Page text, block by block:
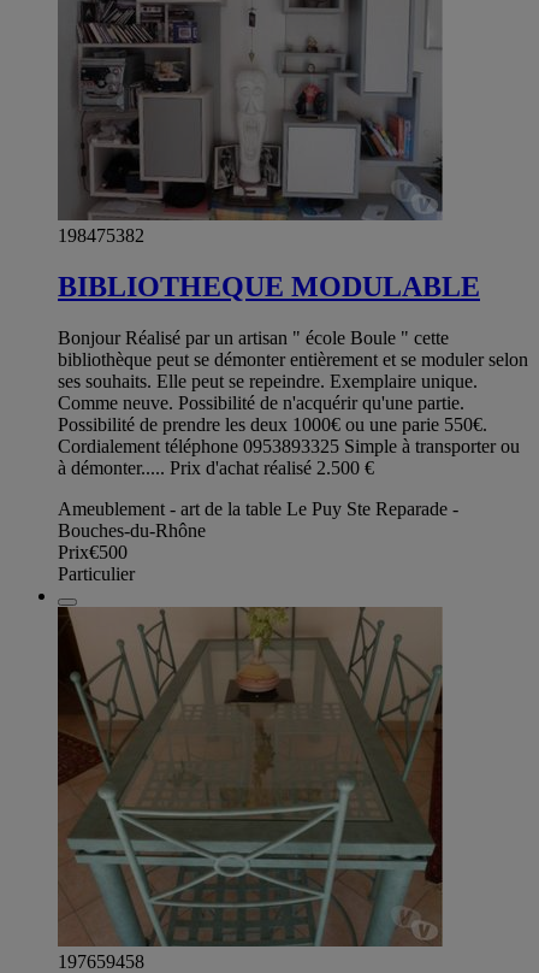
198475382
BIBLIOTHEQUE MODULABLE
Bonjour Réalisé par un artisan " école Boule " cette
bibliothèque peut se démonter entièrement et se moduler selon
ses souhaits. Elle peut se repeindre. Exemplaire unique.
Comme neuve. Possibilité de n'acquérir qu'une partie.
Possibilité de prendre les deux 1000€ ou une parie 550€.
Cordialement téléphone 0953893325 Simple à transporter ou
à démonter..... Prix d'achat réalisé 2.500 €
Ameublement - art de la table Le Puy Ste Reparade -
Bouches-du-Rhône
Prix€500
Particulier
197659458